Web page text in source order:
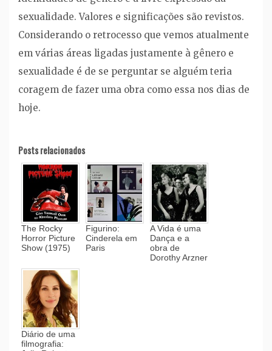
sexualidade. Valores e significações são revistos.
Considerando o retrocesso que vemos atualmente
em várias áreas ligadas justamente à gênero e
sexualidade é de se perguntar se alguém teria
coragem de fazer uma obra como essa nos dias de
hoje.
Posts relacionados
The Rocky
Horror Picture
Show (1975)
Figurino:
Cinderela em
Paris
A Vida é uma
Dança e a
obra de
Dorothy Arzner
Diário de uma
filmografia: